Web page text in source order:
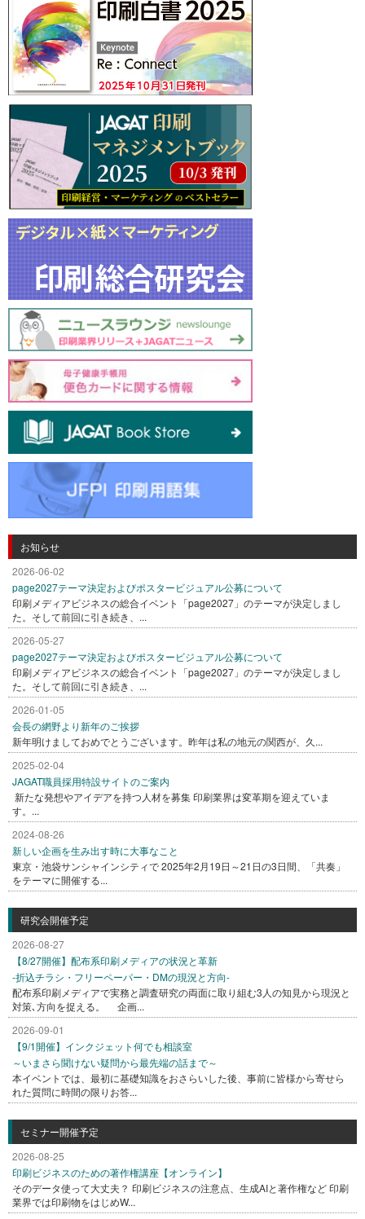
お知らせ
2026-06-02
page2027テーマ決定およびポスタービジュアル公募について
印刷メディアビジネスの総合イベント「page2027」のテーマが決定しまし
た。そして前回に引き続き、...
2026-05-27
page2027テーマ決定およびポスタービジュアル公募について
印刷メディアビジネスの総合イベント「page2027」のテーマが決定しまし
た。そして前回に引き続き、...
2026-01-05
会長の網野より新年のご挨拶
新年明けましておめでとうございます。昨年は私の地元の関西が、久...
2025-02-04
JAGAT職員採用特設サイトのご案内
新たな発想やアイデアを持つ人材を募集 印刷業界は変革期を迎えていま
す。...
2024-08-26
新しい企画を生み出す時に大事なこと
東京・池袋サンシャインシティで 2025年2月19日～21日の3日間、「共奏」
をテーマに開催する...
研究会開催予定
2026-08-27
【8/27開催】配布系印刷メディアの状況と革新
-折込チラシ・フリーペーパー・DMの現況と方向-
配布系印刷メディアで実務と調査研究の両面に取り組む3人の知見から現況と
対策､方向を捉える。 企画...
2026-09-01
【9/1開催】インクジェット何でも相談室
～いまさら聞けない疑問から最先端の話まで～
本イベントでは、最初に基礎知識をおさらいした後、事前に皆様から寄せら
れた質問に時間の限りお答...
セミナー開催予定
2026-08-25
印刷ビジネスのための著作権講座【オンライン】
そのデータ使って大丈夫？ 印刷ビジネスの注意点、生成AIと著作権など 印刷
業界では印刷物をはじめW...